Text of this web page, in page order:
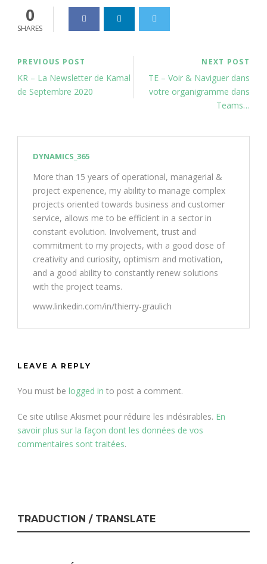
0
SHARES
PREVIOUS POST
KR – La Newsletter de Kamal
de Septembre 2020
NEXT POST
TE – Voir & Naviguer dans
votre organigramme dans
Teams…
DYNAMICS_365
More than 15 years of operational, managerial &
project experience, my ability to manage complex
projects oriented towards business and customer
service, allows me to be efficient in a sector in
constant evolution. Involvement, trust and
commitment to my projects, with a good dose of
creativity and curiosity, optimism and motivation,
and a good ability to constantly renew solutions
with the project teams.
www.linkedin.com/in/thierry-graulich
LEAVE A REPLY
You must be logged in to post a comment.
Ce site utilise Akismet pour réduire les indésirables. En
savoir plus sur la façon dont les données de vos
commentaires sont traitées.
TRADUCTION / TRANSLATE